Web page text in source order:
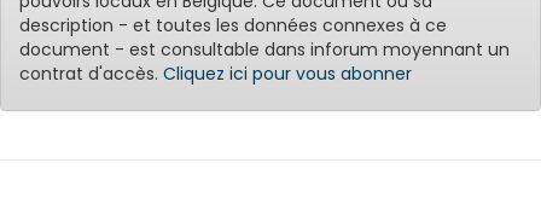
description - et toutes les données connexes à ce
document - est consultable dans inforum moyennant un
contrat d'accès. Cliquez ici pour vous abonner